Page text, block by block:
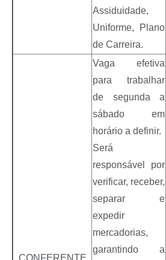
Assiduidade,
Uniforme, Plano
de Carreira.
Vaga efetiva
para trabalhar
de segunda a
sábado em
horário a definir.
Será
responsável por
verificar, receber,
separar e
expedir
mercadorias,
garantindo a